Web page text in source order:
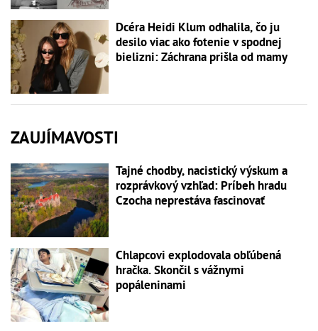
Dcéra Heidi Klum odhalila, čo ju
desilo viac ako fotenie v spodnej
bielizni: Záchrana prišla od mamy
ZAUJÍMAVOSTI
Tajné chodby, nacistický výskum a
rozprávkový vzhľad: Príbeh hradu
Czocha neprestáva fascinovať
Chlapcovi explodovala obľúbená
hračka. Skončil s vážnymi
popáleninami